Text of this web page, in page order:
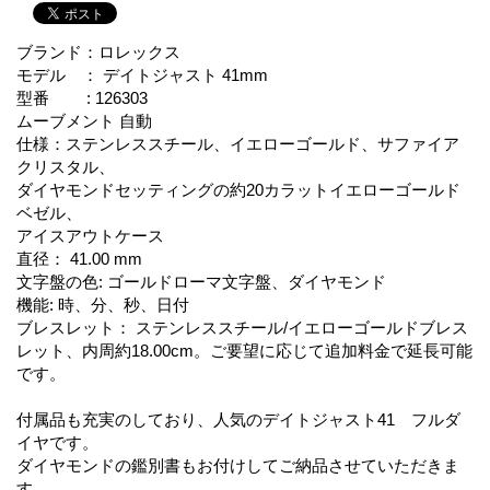
ブランド：ロレックス
モデル ： デイトジャスト 41mm
型番 : 126303
ムーブメント 自動
仕様：ステンレススチール、イエローゴールド、サファイア
クリスタル、
ダイヤモンドセッティングの約20カラットイエローゴールド
ベゼル、
アイスアウトケース
直径： 41.00 mm
文字盤の色: ゴールドローマ文字盤、ダイヤモンド
機能: 時、分、秒、日付
ブレスレット： ステンレススチール/イエローゴールドブレス
レット、内周約18.00cm。ご要望に応じて追加料金で延長可能
です。
付属品も充実のしており、人気のデイトジャスト41 フルダ
イヤです。
ダイヤモンドの鑑別書もお付けしてご納品させていただきま